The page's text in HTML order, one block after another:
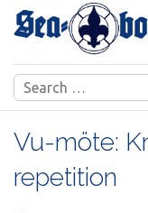
Skip
Search
for:
Vu-möte:
repetition